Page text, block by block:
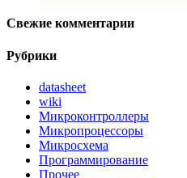
Свежие комментарии
Рубрики
datasheet
wiki
Микроконтроллеры
Микропроцессоры
Микросхема
Программирование
Прочее